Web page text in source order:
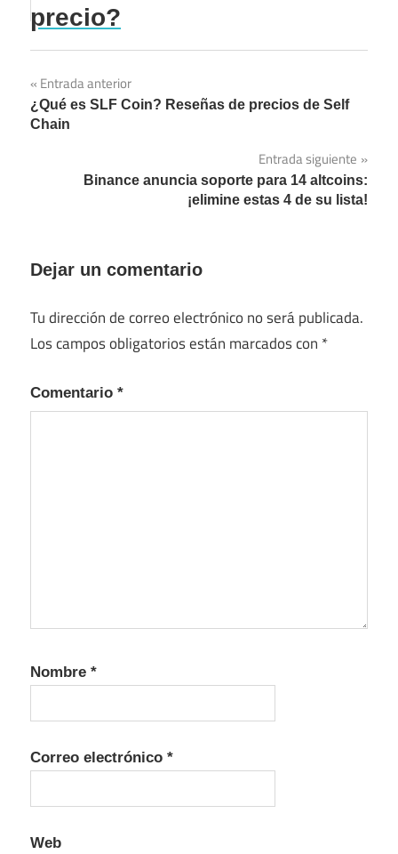
precio?
Navegación
de
Entrada anterior
¿Qué es SLF Coin? Reseñas de precios de Self
Chain
Entrada siguiente
Binance anuncia soporte para 14 altcoins:
¡elimine estas 4 de su lista!
Dejar un comentario
Tu dirección de correo electrónico no será publicada.
Los campos obligatorios están marcados con *
Comentario *
Nombre *
Correo electrónico *
Web